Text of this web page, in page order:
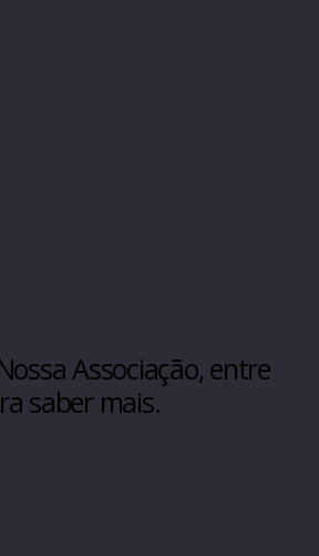
Associação, entre
saber mais.